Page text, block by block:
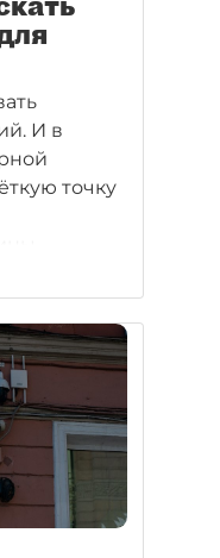
И в
точку
о важных
пример